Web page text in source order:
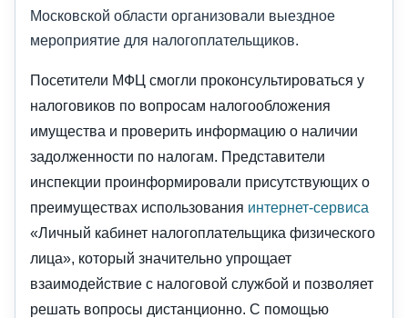
Московской области организовали выездное
мероприятие для налогоплательщиков.
Посетители МФЦ смогли проконсультироваться у
налоговиков по вопросам налогообложения
имущества и проверить информацию о наличии
задолженности по налогам. Представители
инспекции проинформировали присутствующих о
преимуществах использования интернет-сервиса
«Личный кабинет налогоплательщика физического
лица», который значительно упрощает
взаимодействие с налоговой службой и позволяет
решать вопросы дистанционно. С помощью